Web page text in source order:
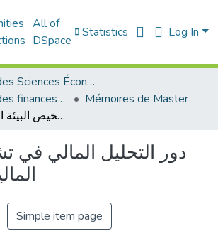
All of
DSpace
Statistics Log In
Faculté des Sciences Économiques Commerciales et des Sciences de Gestion
Département des finances et de comptabilité
Mémoires de Master
دور التحليل المالي في تشخيص البيئة المالية للمؤسسة
دور التحليل المالي في
Simple item page